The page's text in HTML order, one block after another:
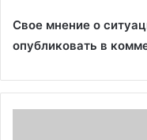
Свое мнение о
опубликовать в